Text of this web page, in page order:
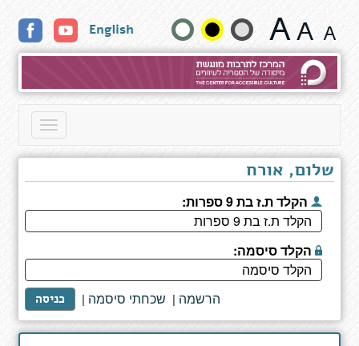
Michael
שנה
גודל
טקסט
English
Toggle
שלום, אורח
הקלד ת.ז בת 9 ספרות:
הקלד סיסמה:
כניסה | שכחתי סיסמה | הרשמה